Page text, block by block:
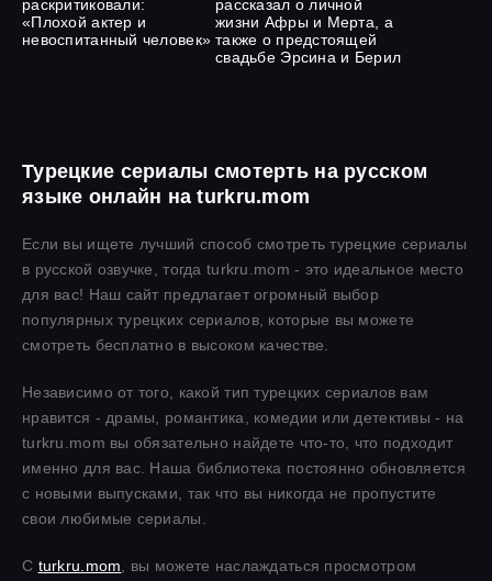
раскритиковали:
«Плохой актер и
невоспитанный человек»
рассказал о личной
жизни Афры и Мерта, а
также о предстоящей
свадьбе Эрсина и Берил
Турецкие сериалы смотерть на русском
языке онлайн на turkru.mom
Если вы ищете лучший способ смотреть турецкие сериалы
в русской озвучке, тогда turkru.mom - это идеальное место
для вас! Наш сайт предлагает огромный выбор
популярных турецких сериалов, которые вы можете
смотреть бесплатно в высоком качестве.
Независимо от того, какой тип турецких сериалов вам
нравится - драмы, романтика, комедии или детективы - на
turkru.mom вы обязательно найдете что-то, что подходит
именно для вас. Наша библиотека постоянно обновляется
с новыми выпусками, так что вы никогда не пропустите
свои любимые сериалы.
С turkru.mom , вы можете наслаждаться просмотром